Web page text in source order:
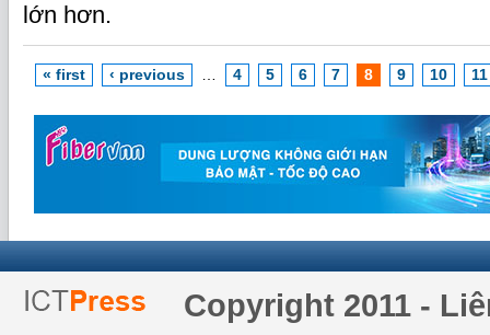
lớn hơn.
« first ‹ previous 4 5 6 7 8 9 10 11
Copyright 2011 -